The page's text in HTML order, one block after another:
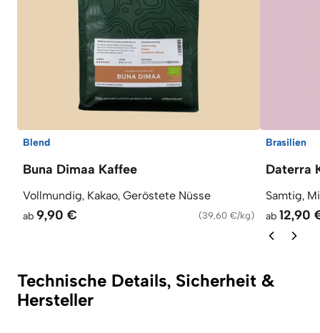
Blend
Buna Dimaa Kaffee
Vollmundig, Kakao, Geröstete Nüsse
ab 9,90 € (39,60 €/kg)
Brasilien
Daterra
Samtig,
ab 12,90
Technische Details, Sicherheit &
Hersteller